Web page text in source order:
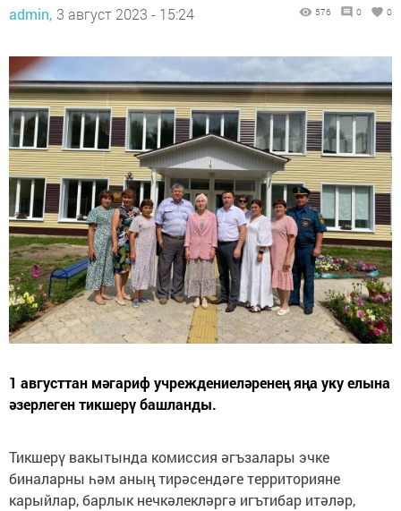
admin, 3 август 2023 - 15:24 576 0 0
1 августтан мәгариф учреждениеләренең яңа уку елына
әзерлеген тикшерү башланды.
Тикшерү вакытында комиссия әгъзалары эчке
биналарны һәм аның тирәсендәге территорияне
карыйлар, барлык нечкәлекләргә игътибар итәләр,